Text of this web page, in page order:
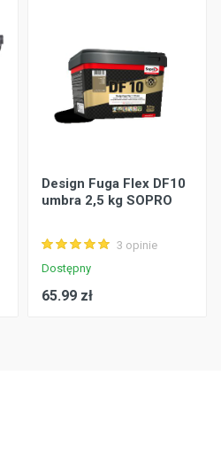
Design Fuga Flex DF10
umbra 2,5 kg SOPRO
3 opinie
Dostępny
65.99 zł